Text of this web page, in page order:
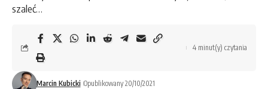
szaleć…
Marcin Kubicki Opublikowany 20/10/2021
4 minut(y) czytania